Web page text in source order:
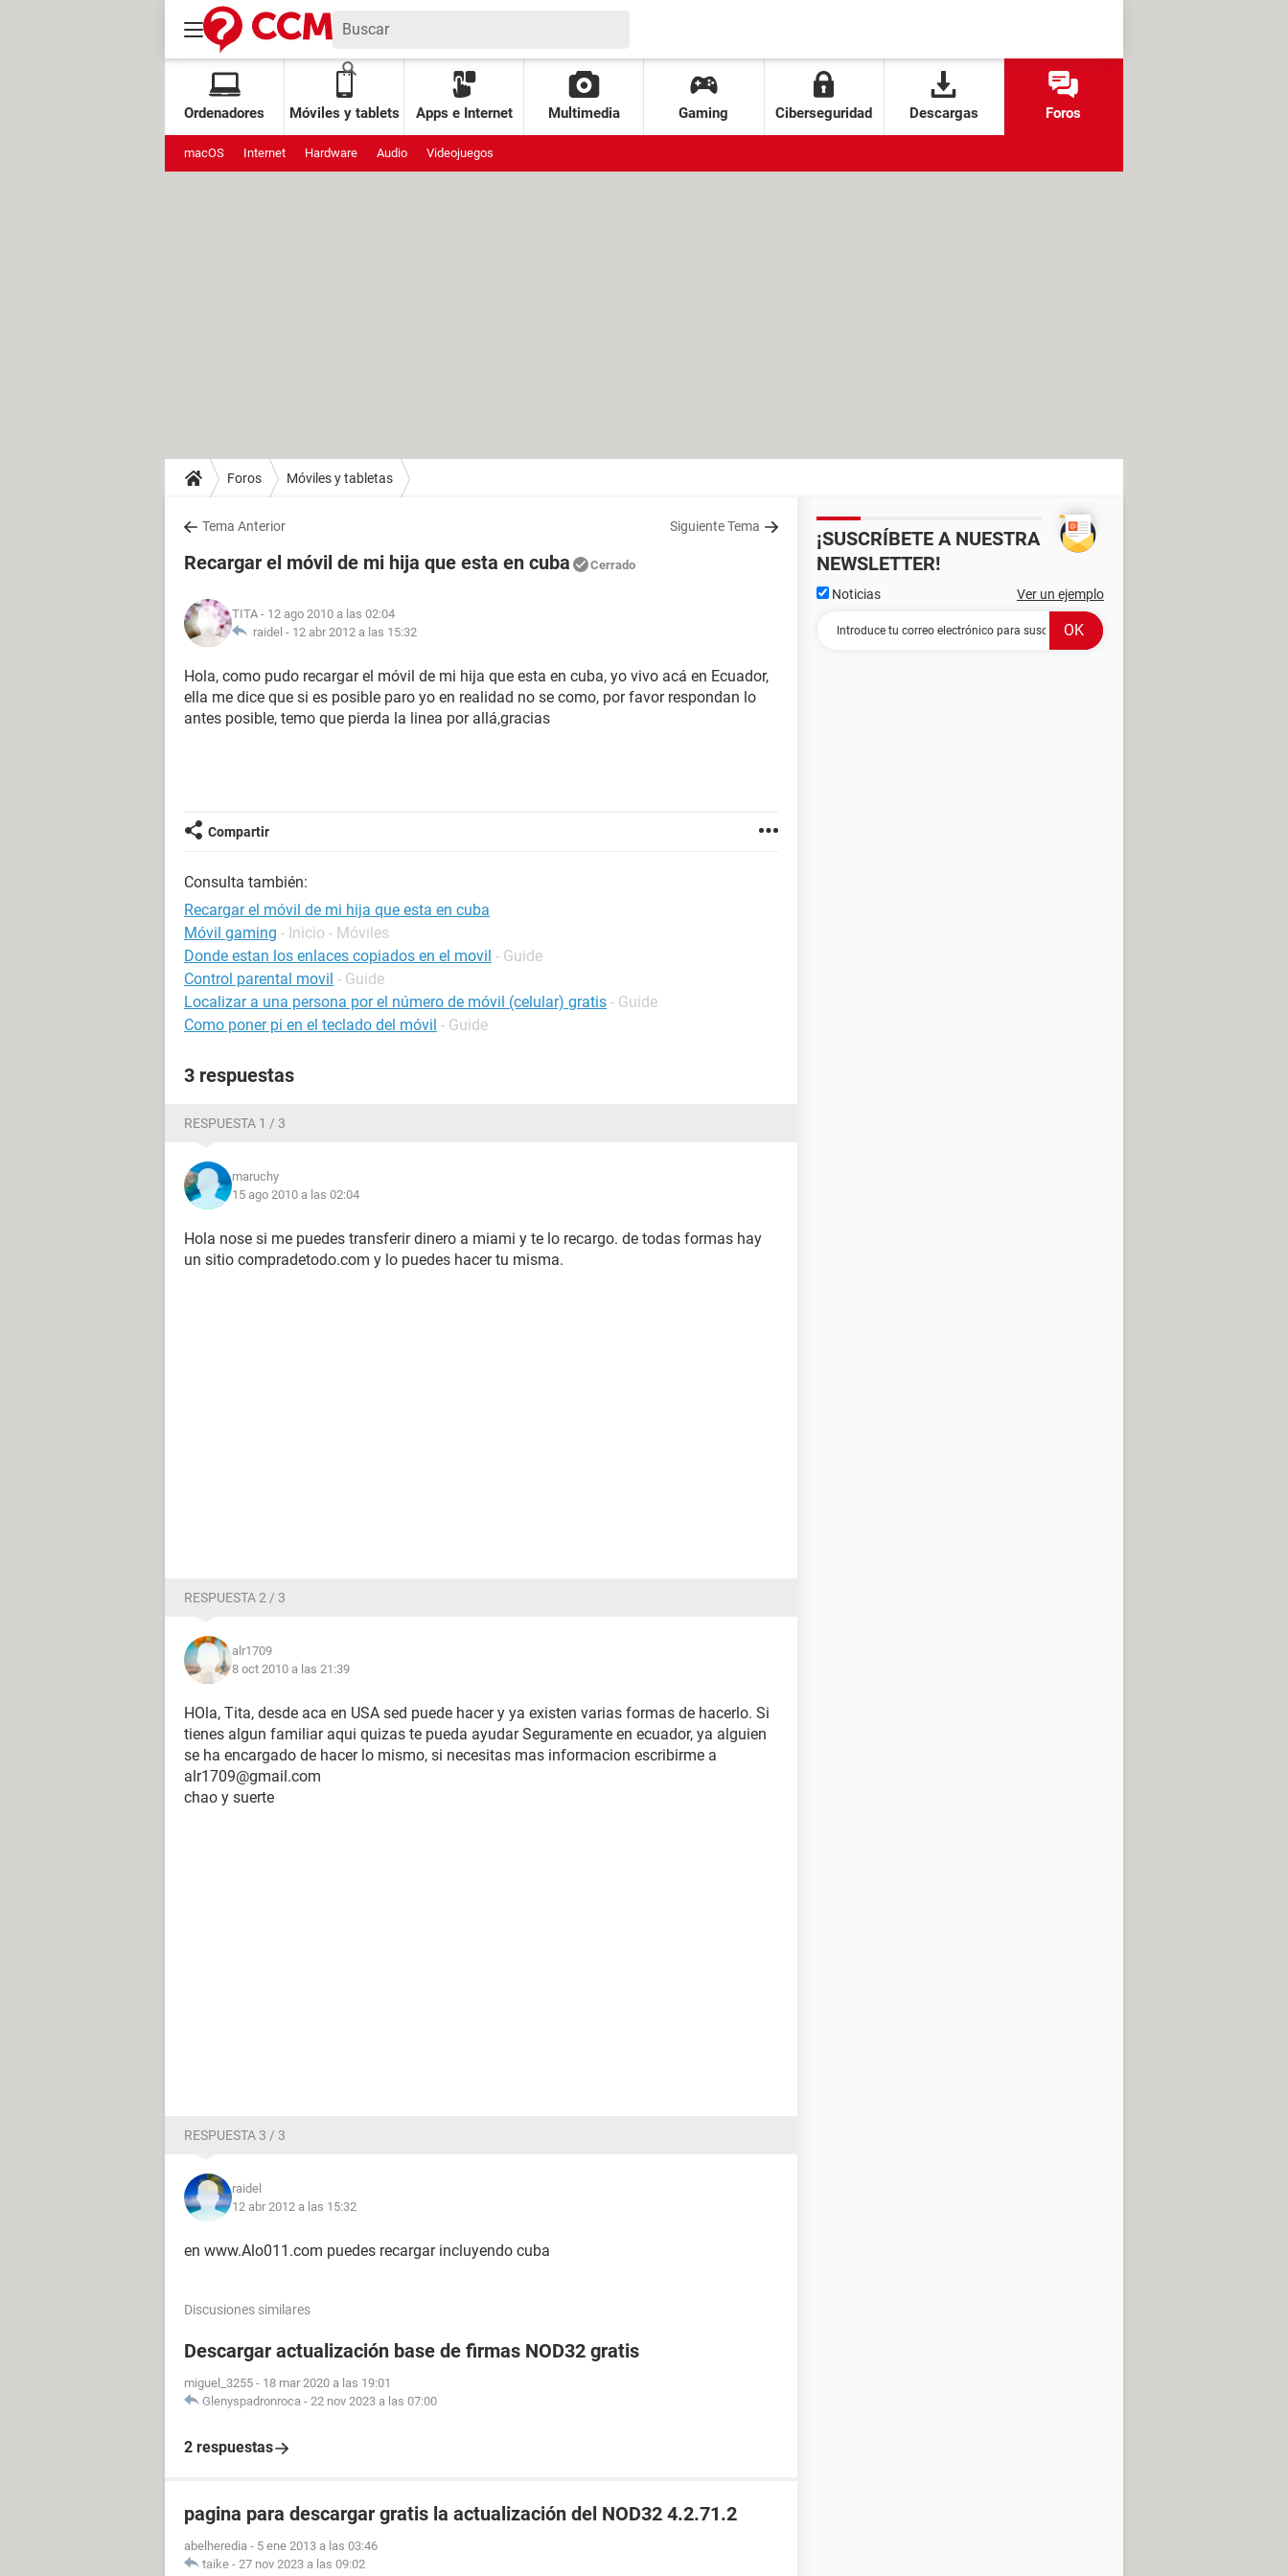
Ordenadores Móviles y tablets Apps e Internet Multimedia Gaming Ciberseguridad Descargas Foros
macOS Internet Hardware Audio Videojuegos
Foros Móviles y tabletas
Tema Anterior Siguiente Tema
Recargar el móvil de mi hija que esta en cuba Cerrado
TITA - 12 ago 2010 a las 02:04
raidel - 12 abr 2012 a las 15:32
Hola, como pudo recargar el móvil de mi hija que esta en cuba, yo vivo acá en Ecuador,
ella me dice que si es posible paro yo en realidad no se como, por favor respondan lo
antes posible, temo que pierda la linea por allá,gracias
Compartir
Consulta también:
Recargar el móvil de mi hija que esta en cuba
Móvil gaming - Inicio - Móviles
Donde estan los enlaces copiados en el movil - Guide
Control parental movil - Guide
Localizar a una persona por el número de móvil (celular) gratis - Guide
Como poner pi en el teclado del móvil - Guide
3 respuestas
RESPUESTA 1 / 3
maruchy
15 ago 2010 a las 02:04
Hola nose si me puedes transferir dinero a miami y te lo recargo. de todas formas hay
un sitio compradetodo.com y lo puedes hacer tu misma.
RESPUESTA 2 / 3
alr1709
8 oct 2010 a las 21:39
HOla, Tita, desde aca en USA sed puede hacer y ya existen varias formas de hacerlo. Si
tienes algun familiar aqui quizas te pueda ayudar Seguramente en ecuador, ya alguien
se ha encargado de hacer lo mismo, si necesitas mas informacion escribirme a
alr1709@gmail.com
chao y suerte
RESPUESTA 3 / 3
raidel
12 abr 2012 a las 15:32
en www.Alo011.com puedes recargar incluyendo cuba
Discusiones similares
Descargar actualización base de firmas NOD32 gratis
miguel_3255 - 18 mar 2020 a las 19:01
Glenyspadronroca - 22 nov 2023 a las 07:00
2 respuestas
pagina para descargar gratis la actualización del NOD32 4.2.71.2
abelheredia - 5 ene 2013 a las 03:46
taike - 27 nov 2023 a las 09:02
¡SUSCRÍBETE A NUESTRA
NEWSLETTER!
Noticias Ver un ejemplo